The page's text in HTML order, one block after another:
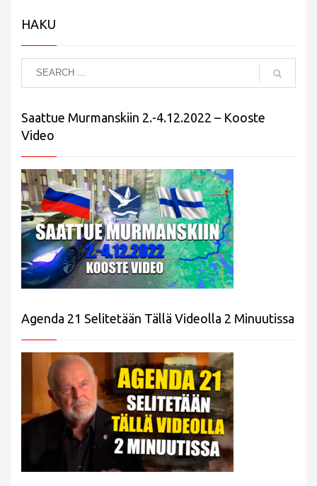
HAKU
Saattue Murmanskiin 2.-4.12.2022 – Kooste
Video
Agenda 21 Selitetään Tällä Videolla 2 Minuutissa